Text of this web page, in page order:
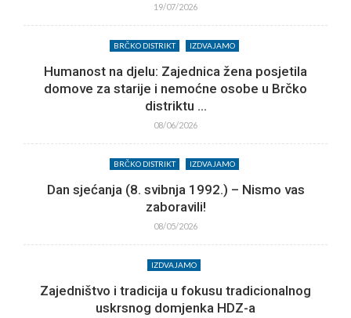
19/07/2026
BRČKO DISTRIKT IZDVAJAMO
Humanost na djelu: Zajednica žena posjetila
domove za starije i nemoćne osobe u Brčko
distriktu ...
08/06/2026
BRČKO DISTRIKT IZDVAJAMO
Dan sjećanja (8. svibnja 1992.) – Nismo vas
zaboravili!
08/05/2026
IZDVAJAMO
Zajedništvo i tradicija u fokusu tradicionalnog
uskrsnog domjenka HDZ-a